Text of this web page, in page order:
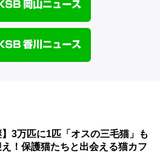
】3万匹に1匹「オスの三毛猫」も
え！保護猫たちと出会える猫カフ